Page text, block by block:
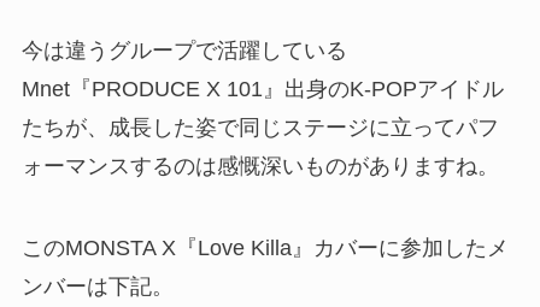
今は違うグループで活躍している
Mnet『PRODUCE X 101』出身のK-POPアイドル
たちが、成長した姿で同じステージに立ってパフ
ォーマンスするのは感慨深いものがありますね。
このMONSTA X『Love Killa』カバーに参加したメ
ンバーは下記。